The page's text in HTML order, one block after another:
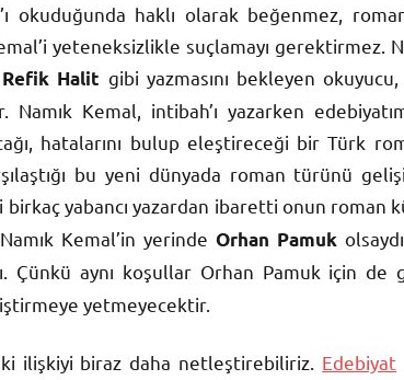
okuduğunda haklı olarak beğenmez,
yeteneksizlikle suçlamayı gerektirmez.
Refik Halit gibi yazmasını bekleyen
Kemal, intibah’ı yazarken
hatalarını bulup eleştireceği bir Türk
bu yeni dünyada roman türünü
birkaç yabancı yazardan ibaretti onun roman
Kemal’in yerinde Orhan Pamuk
Çünkü aynı koşullar Orhan Pamuk için de
yetmeyecektir.
ilişkiyi biraz daha netleştirebiliriz. Edebiyat